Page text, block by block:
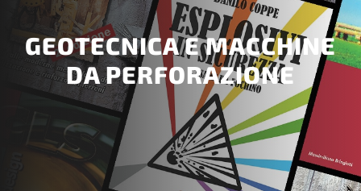
GEOTECNICA E MACCHINE
DA PERFORAZIONE